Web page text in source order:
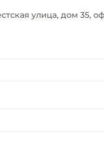
улица, дом 35,